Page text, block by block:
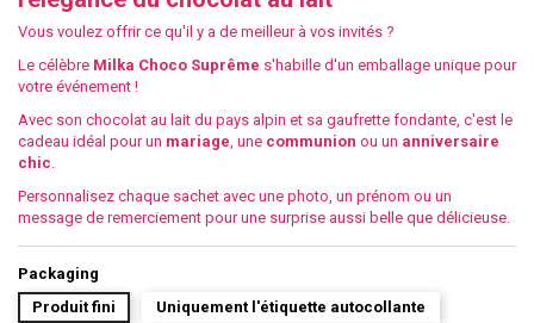
Vous voulez offrir ce qu'il y a de meilleur à vos invités ?
Le célèbre Milka Choco Suprême s'habille d'un emballage unique pour
votre événement !
Avec son chocolat au lait du pays alpin et sa gaufrette fondante, c'est le
cadeau idéal pour un mariage , une communion ou un anniversaire
chic
Personnalisez chaque sachet avec une photo, un prénom ou un
message de remerciement pour une surprise aussi belle que délicieuse.
Packaging
Produit fini
Uniquement l'étiquette autocollante